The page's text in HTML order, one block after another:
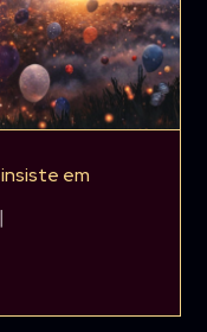
em
|